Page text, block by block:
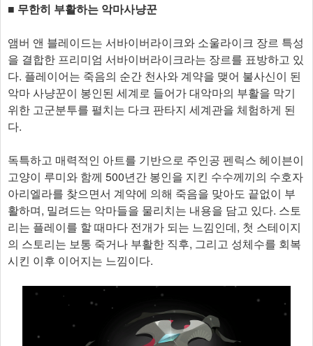
■ 무한히 부활하는 악마사냥꾼
앰버 앤 블레이드는 서바이버라이크와 소울라이크 장르 특성
을 결합한 프리미엄 서바이버라이크라는 장르를 표방하고 있
다. 플레이어는 죽음의 순간 천사와 계약을 맺어 불사신이 된
악마 사냥꾼이 봉인된 세계로 들어가 대악마의 부활을 막기
위한 고군분투를 펼치는 다크 판타지 세계관을 체험하게 된
다.
독특하고 매력적인 아트를 기반으로 주인공 펜릭스 헤이븐이
고양이 루미와 함께 500년간 봉인을 지킨 수수께끼의 수호자
아리엘라를 찾으면서 계약에 의해 죽음을 맞아도 끝없이 부
활하며, 밀려드는 악마들을 물리치는 내용을 담고 있다. 스토
리는 플레이를 할 때마다 전개가 되는 느낌인데, 첫 스테이지
의 스토리는 보통 죽거나 부활한 직후, 그리고 성체수를 회복
시킨 이후 이어지는 느낌이다.